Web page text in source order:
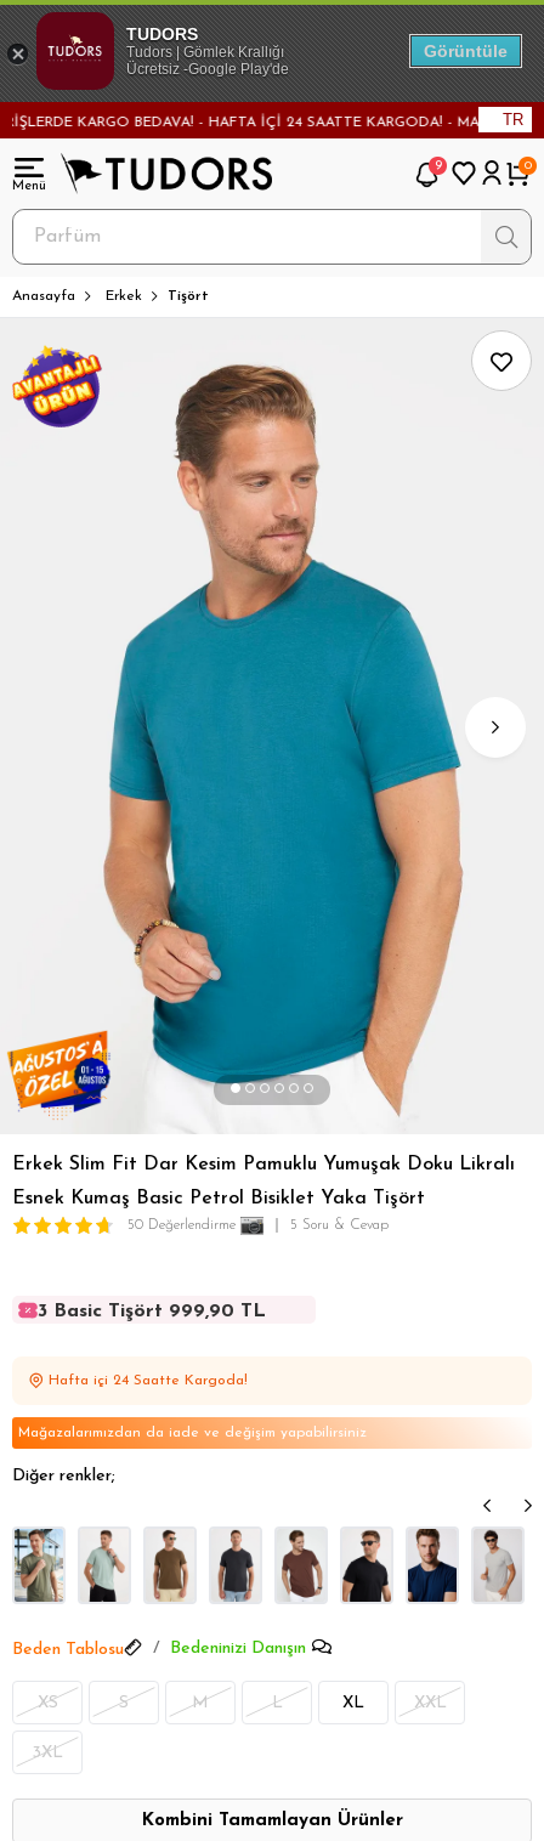
KARGO BEDAVA! - HAFTA İÇİ 24 SAATTE KARGODA! - MAĞAZADANTR
9 0
Anasayfa Erkek Tişört
Erkek Slim Fit Dar Kesim Pamuklu Yumuşak Doku Likralı
Esnek Kumaş Basic Petrol Bisiklet Yaka Tişört
50 Değerlendirme 5 Soru & Cevap
3 Basic Tişört 999,90 TL
3 Basic Tişört 999,90 TL
Hafta içi 24 Saatte Kargoda!
Mağazalarımızdan da iade ve değişim yapabilirsiniz
Diğer renkler;
Beden Tablosu Bedeninizi Danışın
XS S M L XL XXL
3XL
Kombini Tamamlayan Ürünler
TUDORS
Tudors | Gömlek Krallığı
Ücretsiz -Google Play'de
Görüntüle